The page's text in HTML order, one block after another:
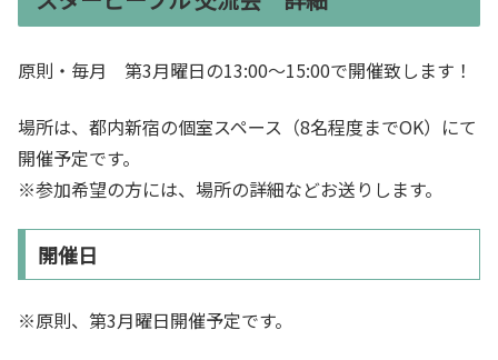
原則・毎月 第3月曜日の13:00～15:00で開催致します！
場所は、都内新宿の個室スペース（8名程度までOK）にて
開催予定です。
※参加希望の方には、場所の詳細などお送りします。
開催日
※原則、第3月曜日開催予定です。